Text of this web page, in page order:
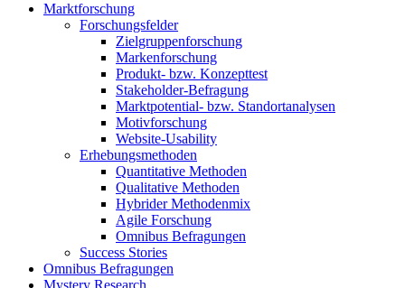
Marktforschung
Forschungsfelder
Zielgruppenforschung
Markenforschung
Produkt- bzw. Konzepttest
Stakeholder-Befragung
Marktpotential- bzw. Standortanalysen
Motivforschung
Website-Usability
Erhebungsmethoden
Quantitative Methoden
Qualitative Methoden
Hybrider Methodenmix
Agile Forschung
Omnibus Befragungen
Success Stories
Omnibus Befragungen
Mystery Research